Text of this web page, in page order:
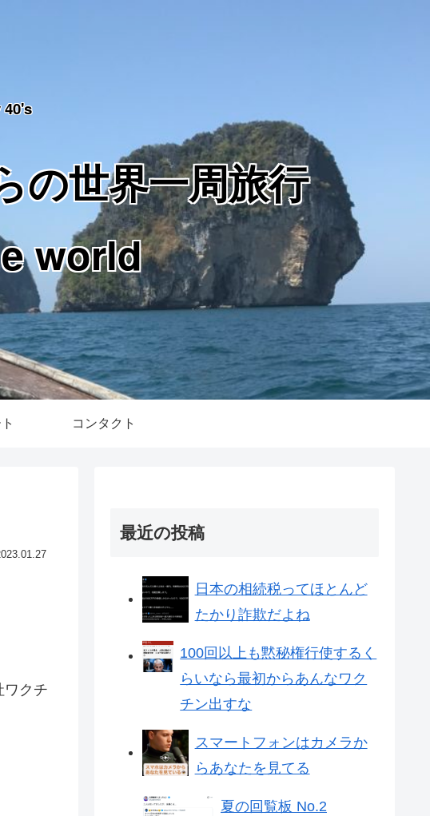
の世界一周旅行
world
コンタクト
ワクチ
最近の投稿
日本の相続税ってほとんど
たかり詐欺だよね
100回以上も黙秘権行使するく
らいなら最初からあんなワク
チン出すな
スマートフォンはカメラか
らあなたを見てる
夏の回覧板 No.2